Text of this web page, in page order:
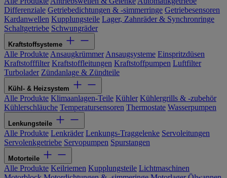
Differenziale Getriebedichtungen & -simmerringe Getriebesensoren
Kardanwellen Kupplungsteile Lager, Zahnräder & Synchronringe
Schaltgetriebe Schwungräder
Kraftstoffsysteme
Alle Produkte Ansaugkrümmer Ansaugsysteme Einspritzdüsen
Kraftstofffilter Kraftstoffleitungen Kraftstoffpumpen Luftfilter
Turbolader Zündanlage & Zündteile
Kühl- & Heizsystem
Alle Produkte Klimaanlagen-Teile Kühler Kühlergrills & -zubehör
Kühlerschläuche Temperatursensoren Thermostate Wasserpumpen
Lenkungsteile
Alle Produkte Lenkräder Lenkungs-Traggelenke Servoleitungen
Servolenkgetriebe Servopumpen Spurstangen
Motorteile
Alle Produkte Keilriemen Kupplungsteile Lichtmaschinen